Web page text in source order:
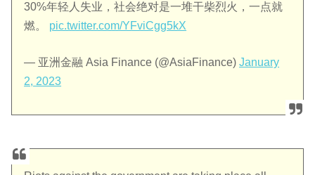
30%年轻人失业，社会绝对是一堆干柴烈火，一点就
燃。 pic.twitter.com/YFviCgg5kX
— 亚洲金融 Asia Finance (@AsiaFinance)January
2, 2023